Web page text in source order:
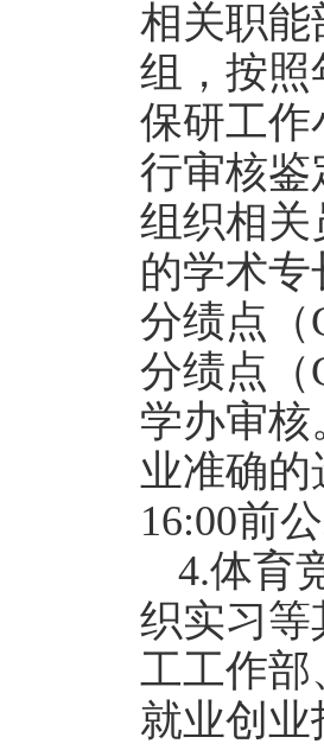
相关职能
组，按照
保研工作
行审核鉴
组织相关
的学术
分绩点（
分绩点（
学办审核
业准确
16:00前
4.体育
织实习等
工工作部
就业创